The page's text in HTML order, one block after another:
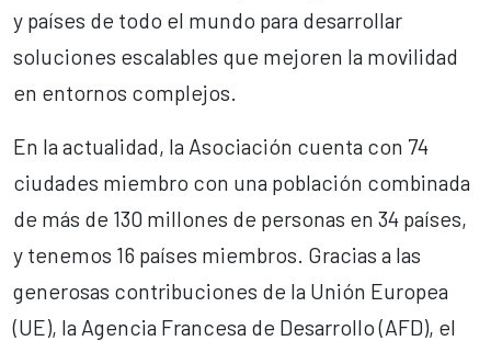
y países de todo el mundo para desarrollar
soluciones escalables que mejoren la movilidad
en entornos complejos.
En la actualidad, la Asociación cuenta con 74
ciudades miembro con una población combinada
de más de 130 millones de personas en 34 países,
y tenemos 16 países miembros. Gracias a las
generosas contribuciones de la Unión Europea
(UE), la Agencia Francesa de Desarrollo (AFD), el